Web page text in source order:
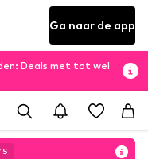
Ga naar de app
Deals met tot wel
S